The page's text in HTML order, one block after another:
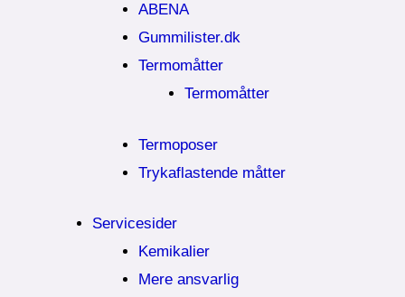
ABENA
Gummilister.dk
Termomåtter
Termomåtter
Termoposer
Trykaflastende måtter
Servicesider
Kemikalier​
Mere ansvarlig